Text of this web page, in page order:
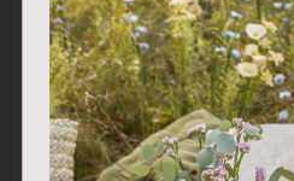
Bandeja Melamina
“Sugar Free”
20.00€
carousel title